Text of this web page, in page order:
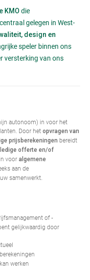
KMO die
gelegen in West-
design en
speler binnen ons
versterking van ons
autonoom) in voor het
Door het opvragen van
prijsberekeningen bereidt
offerte en/of
voor algemene
aan de
samenwerkt.
of -
gelijkwaardig door
werken